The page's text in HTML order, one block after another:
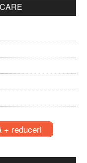
+ reduceri